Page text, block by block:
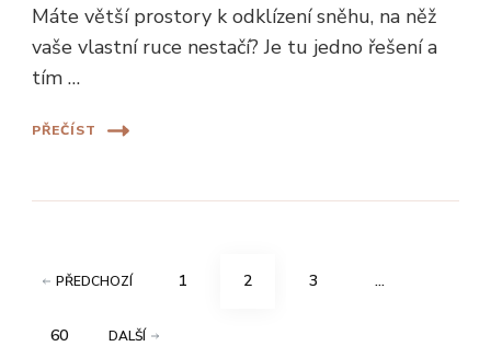
Máte větší prostory k odklízení sněhu, na něž
vaše vlastní ruce nestačí? Je tu jedno řešení a
tím …
PŘEČÍST
Stránkování
PŘEDCHOZÍ STRÁNKA
1 STRÁNKA
2 STRÁNKA
3 …
STRÁNKA
60 DALŠÍ